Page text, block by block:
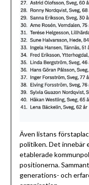
Även listans
politiken. Det innebär
etablerade
positionerna.
generations- och